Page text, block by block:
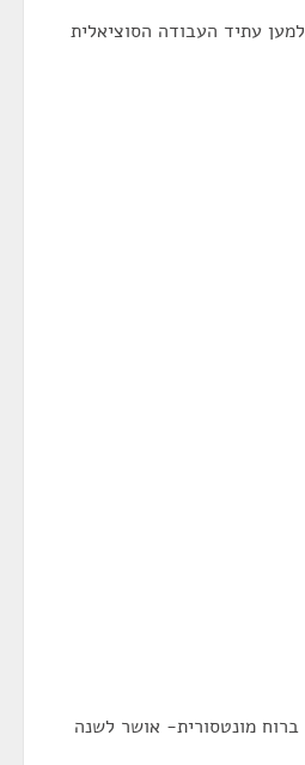
עתיד העבודה הסוציאלית
מונטסורית- אושר לשנה